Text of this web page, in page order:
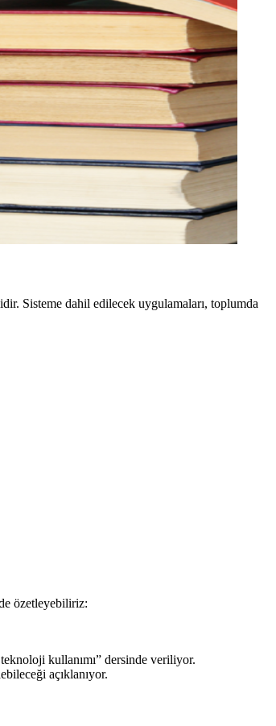
Sisteme dahil edilecek uygulamaları, toplumda
özetleyebiliriz:
kullanımı” dersinde veriliyor.
açıklanıyor.